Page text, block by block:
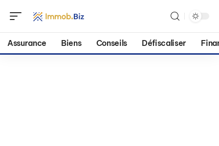
Assurance Biens Conseils Défiscaliser